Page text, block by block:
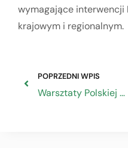
wymagające interwencji
krajowym i regionalnym.
POPRZEDNI WPIS
Warsztaty Polskiej Agencji Rozwoju Przedsiębiorczości „Otwórz swój biznes na korzyści obiegu zamkniętego”